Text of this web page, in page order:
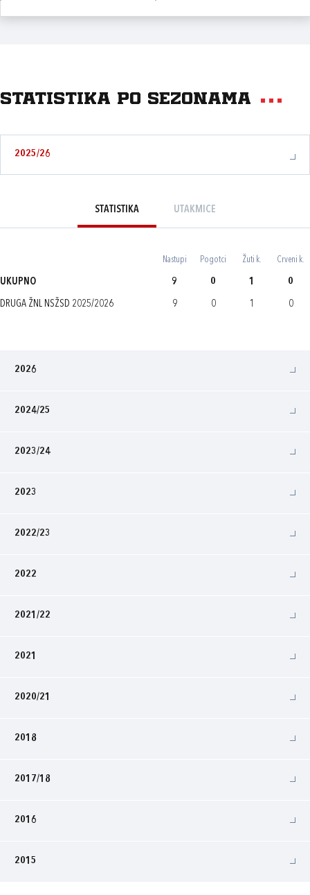
Statistika po sezonama
2025/26
STATISTIKA UTAKMICE
Nastupi Pogotci Žuti k. Crveni k.
UKUPNO 9 0 1 0
DRUGA ŽNL NSŽSD 2025/2026 9 0 1 0
2026
2024/25
2023/24
2023
2022/23
2022
2021/22
2021
2020/21
2018
2017/18
2016
2015